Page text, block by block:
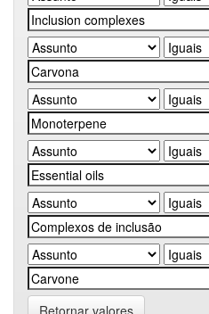
Retornar valores